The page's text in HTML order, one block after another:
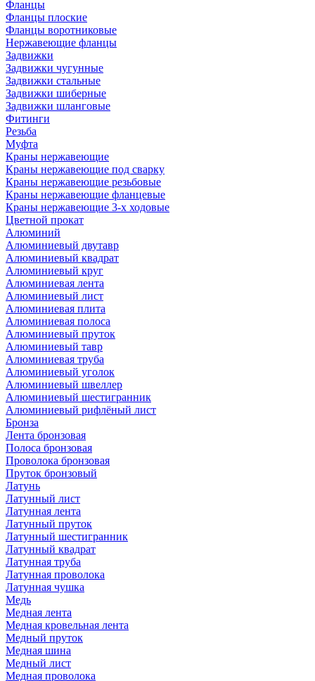
Фланцы
Фланцы плоские
Фланцы воротниковые
Нержавеющие фланцы
Задвижки
Задвижки чугунные
Задвижки стальные
Задвижки шиберные
Задвижки шланговые
Фитинги
Резьба
Муфта
Краны нержавеющие
Краны нержавеющие под сварку
Краны нержавеющие резьбовые
Краны нержавеющие фланцевые
Краны нержавеющие 3-х ходовые
Цветной прокат
Алюминий
Алюминиевый двутавр
Алюминиевый квадрат
Алюминиевый круг
Алюминиевая лента
Алюминиевый лист
Алюминиевая плита
Алюминиевая полоса
Алюминиевый пруток
Алюминиевый тавр
Алюминиевая труба
Алюминиевый уголок
Алюминиевый швеллер
Алюминиевый шестигранник
Алюминиевый рифлёный лист
Бронза
Лента бронзовая
Полоса бронзовая
Проволока бронзовая
Пруток бронзовый
Латунь
Латунный лист
Латунная лента
Латунный пруток
Латунный шестигранник
Латунный квадрат
Латунная труба
Латунная проволока
Латунная чушка
Медь
Медная лента
Медная кровельная лента
Медный пруток
Медная шина
Медный лист
Медная проволока